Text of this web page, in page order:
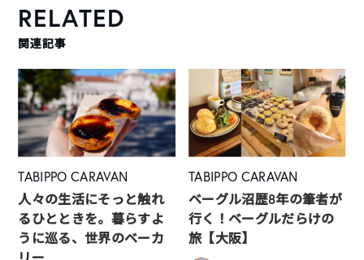
RELATED
関連記事
TABIPPO CARAVAN
人々の生活にそっと触れ
るひとときを。暮らすよ
うに巡る、世界のベーカ
TABIPPO CARAVAN
ベーグル沼歴8年の筆者が
行く！ベーグルだらけの
旅【大阪】